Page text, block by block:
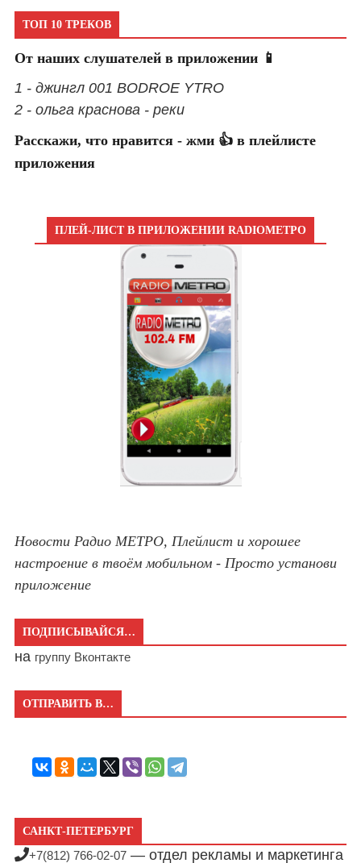
ТОП 10 ТРЕКОВ
От наших слушателей в приложении 📱
1 - джингл 001 BODROE YTRO
2 - ольга краснова - реки
Расскажи, что нравится - жми 👍 в плейлисте
приложения
ПЛЕЙ-ЛИСТ В ПРИЛОЖЕНИИ RADIOМЕТРО
Новости Радио МЕТРО, Плейлист и хорошее
настроение в твоём мобильном - Просто установи
приложение
ПОДПИСЫВАЙСЯ…
на группу Вконтакте
ОТПРАВИТЬ В…
САНКТ-ПЕТЕРБУРГ
+7(812) 766-02-07 — отдел рекламы и маркетинга